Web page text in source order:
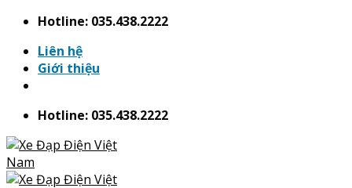
Skip
content
Hotline: 035.438.2222
Liên hệ
Giới thiệu
Hotline: 035.438.2222